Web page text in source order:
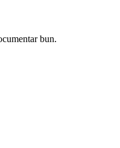
bun.